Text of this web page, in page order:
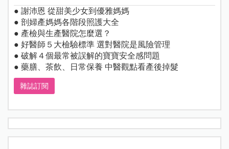
● 謝沛恩 從甜美少女到優雅媽媽
● 剖婦產媽媽各階段照護大全
● 產檢與生產醫院怎麼選？
● 好醫師５大檢驗標準 選對醫院是風險管理
● 破解４個最常被誤解的寶寶安全感問題
● 藥膳、茶飲、日常保養 中醫觀點看產後掉髮
雜誌訂閱